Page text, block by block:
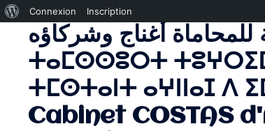
propos
WordPress
Connexion Inscription
contenu
للمحاماة أغناج وشركاؤه
ⵜⴰⵎⵙⵙⵓⵔⵜ
ⵜⵎⵙⵜⴰⵏⵜ ⴰⵖⵏⵏⴰⵊ ⴷ
Cabinet COSTAS